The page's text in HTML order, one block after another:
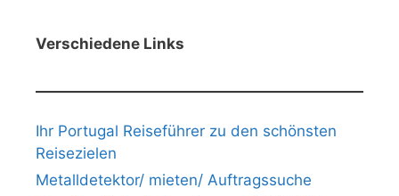
Verschiedene Links
Ihr Portugal Reiseführer zu den schönsten
Reisezielen
Metalldetektor/ mieten/ Auftragssuche